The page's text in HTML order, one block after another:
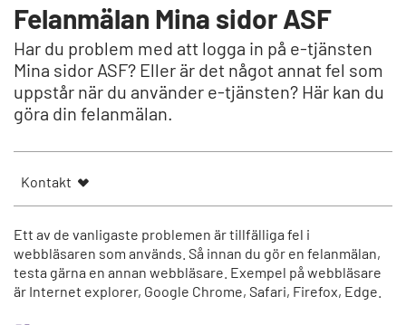
Felanmälan Mina sidor ASF
Har du problem med att logga in på e-tjänsten
Mina sidor ASF? Eller är det något annat fel som
uppstår när du använder e-tjänsten? Här kan du
göra din felanmälan.
Kontakt
Ett av de vanligaste problemen är tillfälliga fel i
webbläsaren som används. Så innan du gör en felanmälan,
testa gärna en annan webbläsare. Exempel på webbläsare
är Internet explorer, Google Chrome, Safari, Firefox, Edge.